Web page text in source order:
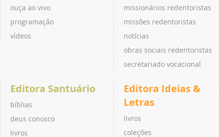
ouça ao vivo
programação
vídeos
missionários redentoristas
missões redentoristas
notícias
obras sociais redentoristas
secretariado vocacional
Editora Santuário
bíblias
deus conosco
livros
Editora Ideias &
Letras
livros
coleções